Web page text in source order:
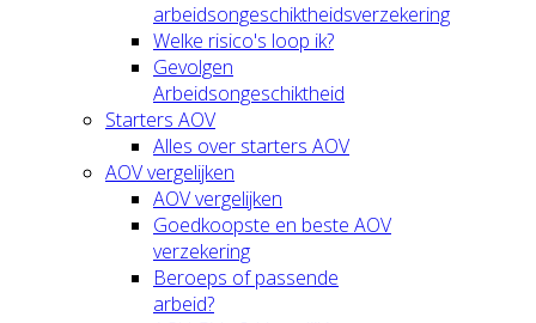
arbeidsongeschiktheidsverzekering
Welke risico's loop ik?
Gevolgen
Arbeidsongeschiktheid
Starters AOV
Alles over starters AOV
AOV vergelijken
AOV vergelijken
Goedkoopste en beste AOV
verzekering
Beroeps of passende
arbeid?